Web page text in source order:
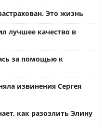
Это жизнь
лучшее качество в
за помощью к
извинения Сергея
как разозлить Элину